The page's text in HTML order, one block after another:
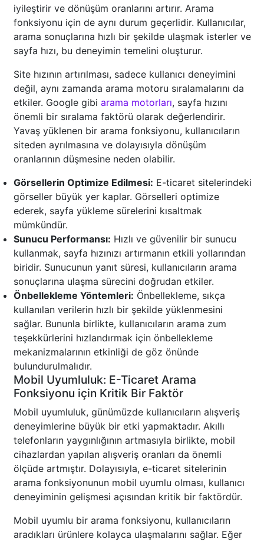
iyileştirir ve dönüşüm oranlarını artırır. Arama
fonksiyonu için de aynı durum geçerlidir. Kullanıcılar,
arama sonuçlarına hızlı bir şekilde ulaşmak isterler ve
sayfa hızı, bu deneyimin temelini oluşturur.
Site hızının artırılması, sadece kullanıcı deneyimini
değil, aynı zamanda arama motoru sıralamalarını da
etkiler. Google gibi arama motorları, sayfa hızını
önemli bir sıralama faktörü olarak değerlendirir.
Yavaş yüklenen bir arama fonksiyonu, kullanıcıların
siteden ayrılmasına ve dolayısıyla dönüşüm
oranlarının düşmesine neden olabilir.
Görsellerin Optimize Edilmesi: E-ticaret sitelerindeki
görseller büyük yer kaplar. Görselleri optimize
ederek, sayfa yükleme sürelerini kısaltmak
mümkündür.
Sunucu Performansı: Hızlı ve güvenilir bir sunucu
kullanmak, sayfa hızınızı artırmanın etkili yollarından
biridir. Sunucunun yanıt süresi, kullanıcıların arama
sonuçlarına ulaşma sürecini doğrudan etkiler.
Önbellekleme Yöntemleri: Önbellekleme, sıkça
kullanılan verilerin hızlı bir şekilde yüklenmesini
sağlar. Bununla birlikte, kullanıcıların arama zum
teşekkürlerini hızlandırmak için önbellekleme
mekanizmalarının etkinliği de göz önünde
bulundurulmalıdır.
Mobil Uyumluluk: E-Ticaret Arama
Fonksiyonu için Kritik Bir Faktör
Mobil uyumluluk, günümüzde kullanıcıların alışveriş
deneyimlerine büyük bir etki yapmaktadır. Akıllı
telefonların yaygınlığının artmasıyla birlikte, mobil
cihazlardan yapılan alışveriş oranları da önemli
ölçüde artmıştır. Dolayısıyla, e-ticaret sitelerinin
arama fonksiyonunun mobil uyumlu olması, kullanıcı
deneyiminin gelişmesi açısından kritik bir faktördür.
Mobil uyumlu bir arama fonksiyonu, kullanıcıların
aradıkları ürünlere kolayca ulaşmalarını sağlar. Eğer